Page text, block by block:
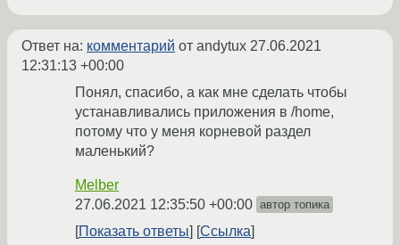
Ответ на: комментарий от andytux 27.06.2021
12:31:13 +00:00
Понял, спасибо, а как мне сделать чтобы
устанавливались приложения в /home,
потому что у меня корневой раздел
маленький?
Melber
27.06.2021 12:35:50 +00:00 автор топика
Показать ответы Ссылка